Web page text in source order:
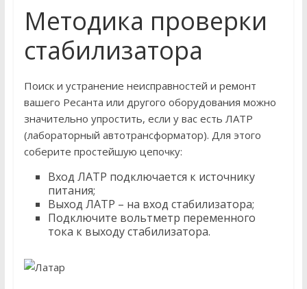
Методика проверки
стабилизатора
Поиск и устранение неисправностей и ремонт
вашего Ресанта или другого оборудования можно
значительно упростить, если у вас есть ЛАТР
(лабораторный автотрансформатор). Для этого
соберите простейшую цепочку:
Вход ЛАТР подключается к источнику
питания;
Выход ЛАТР – на вход стабилизатора;
Подключите вольтметр переменного
тока к выходу стабилизатора.